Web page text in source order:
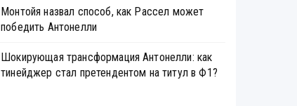
Монтойя назвал способ, как Рассел может
победить Антонелли
Шокирующая трансформация Антонелли: как
тинейджер стал претендентом на титул в Ф1?